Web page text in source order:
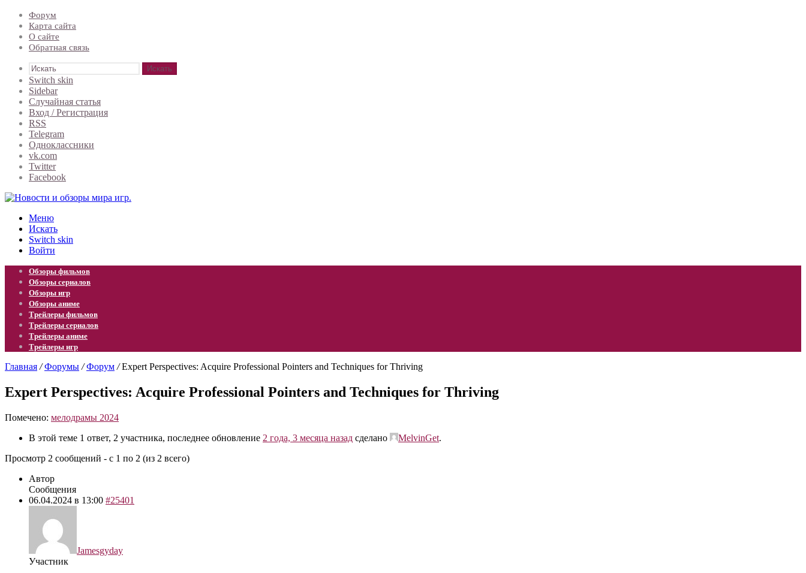
Форум
Карта сайта
О сайте
Обратная связь
Искать
Switch skin
Sidebar
Случайная статья
Вход / Регистрация
RSS
Telegram
Одноклассники
vk.com
Twitter
Facebook
Меню
Искать
Switch skin
Войти
Обзоры фильмов
Обзоры сериалов
Обзоры игр
Обзоры аниме
Трейлеры фильмов
Трейлеры сериалов
Трейлеры аниме
Трейлеры игр
Главная / Форумы / Форум / Expert Perspectives: Acquire Professional Pointers and Techniques for Thriving
Expert Perspectives: Acquire Professional Pointers and Techniques for Thriving
Помечено: мелодрамы 2024
В этой теме 1 ответ, 2 участника, последнее обновление 2 года, 3 месяца назад сделано MelvinGet.
Просмотр 2 сообщений - с 1 по 2 (из 2 всего)
Автор
Сообщения
06.04.2024 в 13:00 #25401
Jamesgyday
Участник